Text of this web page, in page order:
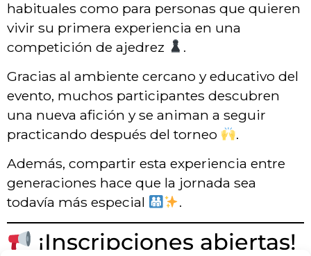
habituales como para personas que quieren
vivir su primera experiencia en una
competición de ajedrez
.
Gracias al ambiente cercano y educativo del
evento, muchos participantes descubren
una nueva afición y se animan a seguir
practicando después del torneo
.
Además, compartir esta experiencia entre
generaciones hace que la jornada sea
todavía más especial
.
¡Inscripciones abiertas!